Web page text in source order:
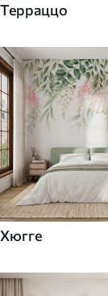
Терраццо
Хюгге